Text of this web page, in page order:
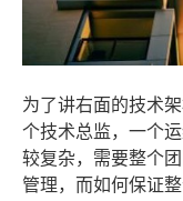
为了讲右面的技术
个技术总监，一个
较复杂，需要整个
管理，而如何保证